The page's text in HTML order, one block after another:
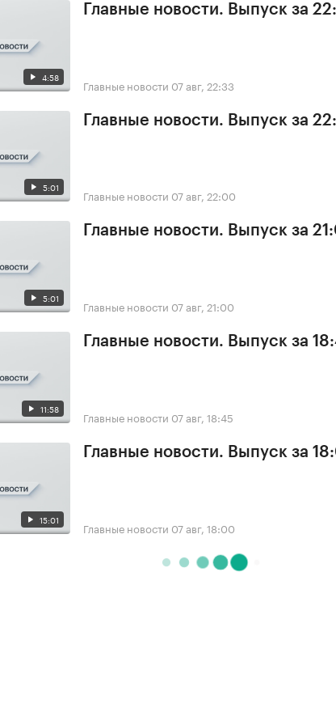
4:58
Главные новости. Выпуск за
Главные новости 07 авг, 22:33
5:01
Главные новости. Выпуск за
Главные новости 07 авг, 22:00
5:01
Главные новости. Выпуск за
Главные новости 07 авг, 21:00
11:58
Главные новости. Выпуск за
Главные новости 07 авг, 18:45
15:01
Главные новости. Выпуск за
Главные новости 07 авг, 18:00